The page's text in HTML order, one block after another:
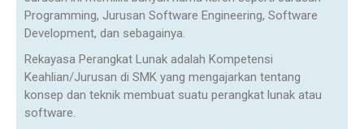
Programming, Jurusan Software Engineering, Software
Development, dan sebagainya.
Rekayasa Perangkat Lunak adalah Kompetensi
Keahlian/Jurusan di SMK yang mengajarkan tentang
konsep dan teknik membuat suatu perangkat lunak atau
software.